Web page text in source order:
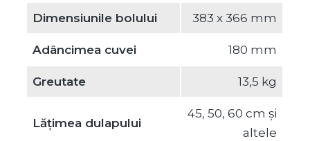
Dimensiunile bolului 383 x 366 mm
Adâncimea cuvei 180 mm
Greutate 13,5 kg
Lățimea dulapului
45, 50, 60 cm și
altele